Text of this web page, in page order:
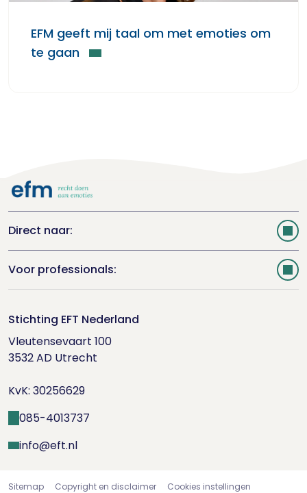
EFM geeft mij taal om met emoties om
te gaan
Direct naar:
Webshop
EFT.nl
Voor professionals:
Inloggen
Stichting EFT Nederland
Vleutensevaart 100
3532 AD Utrecht
KvK: 30256629
085-4013737
info@eft.nl
Sitemap Copyright en disclaimer Cookies instellingen